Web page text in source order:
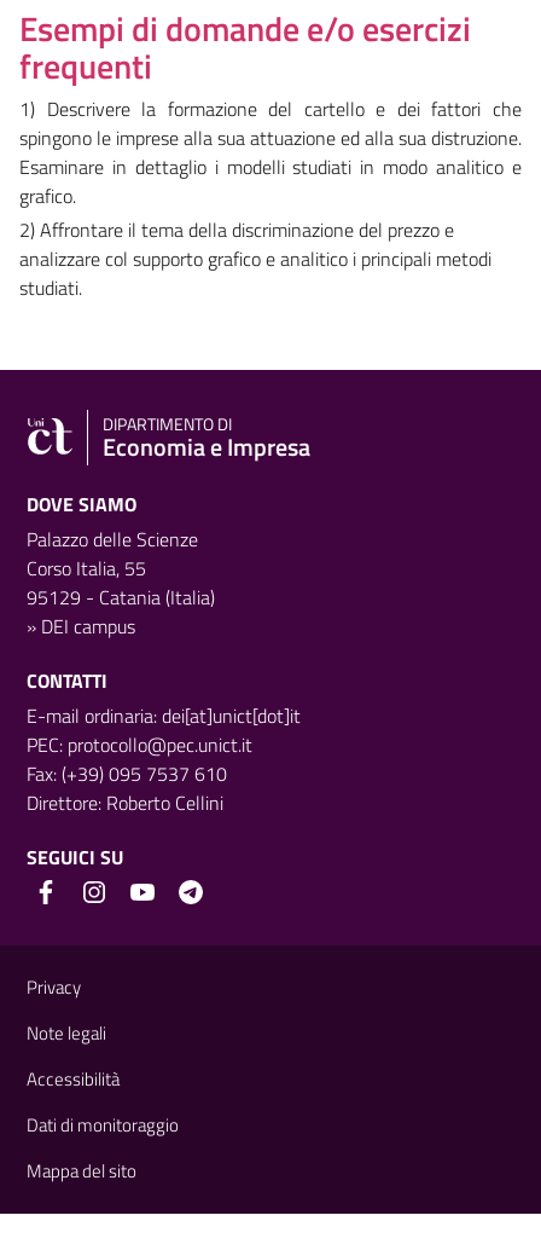
Esempi di domande e/o esercizi
frequenti
1) Descrivere la formazione del cartello e dei fattori che
spingono le imprese alla sua attuazione ed alla sua distruzione.
Esaminare in dettaglio i modelli studiati in modo analitico e
grafico.
2) Affrontare il tema della discriminazione del prezzo e
analizzare col supporto grafico e analitico i principali metodi
studiati.
DIPARTIMENTO DI
Economia e Impresa
DOVE SIAMO
Palazzo delle Scienze
Corso Italia, 55
95129 - Catania (Italia)
» DEI campus
CONTATTI
E-mail ordinaria: dei[at]unict[dot]it
PEC: protocollo@pec.unict.it
Fax: (+39) 095 7537 610
Direttore: Roberto Cellini
SEGUICI SU
Privacy
Note legali
Accessibilità
Dati di monitoraggio
Mappa del sito